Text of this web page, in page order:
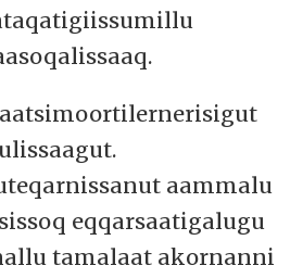
aammalu
eqqarsaatigalugu
tamalaat akornanni